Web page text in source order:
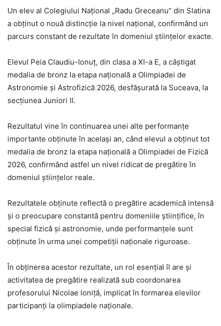
Un elev al Colegiului Național „Radu Greceanu” din Slatina
a obținut o nouă distincție la nivel național, confirmând un
parcurs constant de rezultate în domeniul științelor exacte.
Elevul Peia Claudiu-Ionuț, din clasa a XI-a E, a câștigat
medalia de bronz la etapa națională a Olimpiadei de
Astronomie și Astrofizică 2026, desfășurată la Suceava, la
secțiunea Juniori II.
Rezultatul vine în continuarea unei alte performanțe
importante obținute în același an, când elevul a obținut tot
medalia de bronz la etapa națională a Olimpiadei de Fizică
2026, confirmând astfel un nivel ridicat de pregătire în
domeniul științelor reale.
Rezultatele obținute reflectă o pregătire academică intensă
și o preocupare constantă pentru domeniile științifice, în
special fizică și astronomie, unde performanțele sunt
obținute în urma unei competiții naționale riguroase.
În obținerea acestor rezultate, un rol esențial îl are și
activitatea de pregătire realizată sub coordonarea
profesorului Nicolae Ioniță, implicat în formarea elevilor
participanți la olimpiadele naționale.